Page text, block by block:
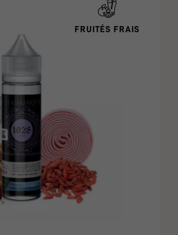
FRUITÉS FRAIS